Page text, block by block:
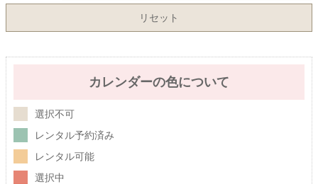
リセット
カレンダーの色について
選択不可
レンタル予約済み
レンタル可能
選択中